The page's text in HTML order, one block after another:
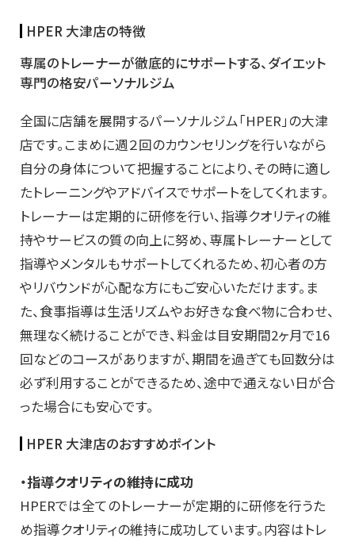
HPER 大津店の特徴
専属のトレーナーが徹底的にサポートする、ダイエット
専門の格安パーソナルジム
全国に店舗を展開するパーソナルジム「HPER」の大津
店です。こまめに週２回のカウンセリングを行いながら
自分の身体について把握することにより、その時に適し
たトレーニングやアドバイスでサポートをしてくれます。
トレーナーは定期的に研修を行い、指導クオリティの維
持やサービスの質の向上に努め、専属トレーナーとして
指導やメンタルもサポートしてくれるため、初心者の方
やリバウンドが心配な方にもご安心いただけます。ま
た、食事指導は生活リズムやお好きな食べ物に合わせ、
無理なく続けることができ、料金は目安期間2ヶ月で16
回などのコースがありますが、期間を過ぎても回数分は
必ず利用することができるため、途中で通えない日が合
った場合にも安心です。
HPER 大津店のおすすめポイント
・指導クオリティの維持に成功
HPERでは全てのトレーナーが定期的に研修を行うた
め指導クオリティの維持に成功しています。内容はトレ